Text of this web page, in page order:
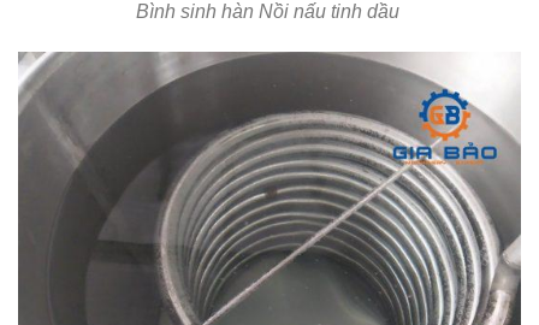
Bình sinh hàn Nồi nấu tinh dầu